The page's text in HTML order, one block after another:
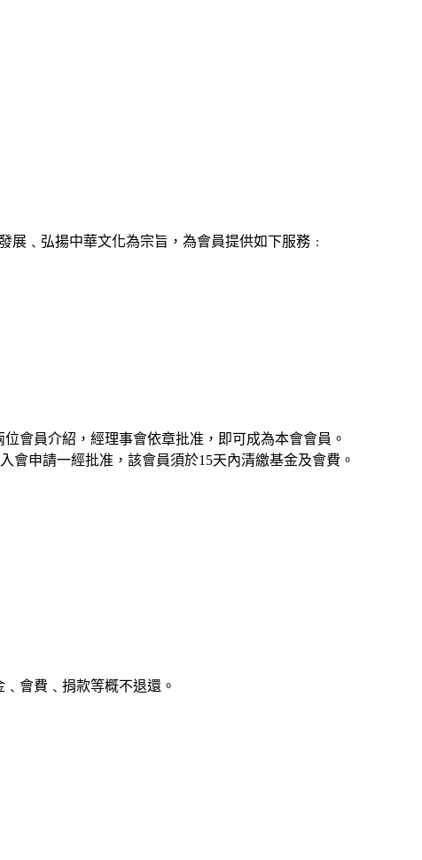
展﹑弘揚中華文化為宗旨，為會員提供如下服務﹕
會員介紹，經理事會依章批准，即可成為本會會員。
申請一經批准，該會員須於15天內清繳基金及會費。
會費﹑捐款等概不退還。